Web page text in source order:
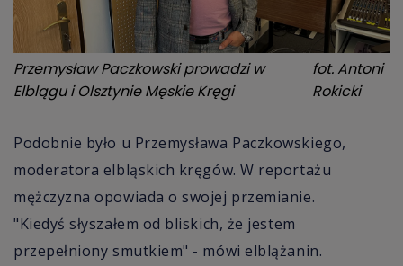
Przemysław Paczkowski prowadzi w
Elblągu i Olsztynie Męskie Kręgi
fot. Antoni
Rokicki
Podobnie było u Przemysława Paczkowskiego,
moderatora elbląskich kręgów. W reportażu
mężczyzna opowiada o swojej przemianie.
"Kiedyś słyszałem od bliskich, że jestem
przepełniony smutkiem" - mówi elblążanin.